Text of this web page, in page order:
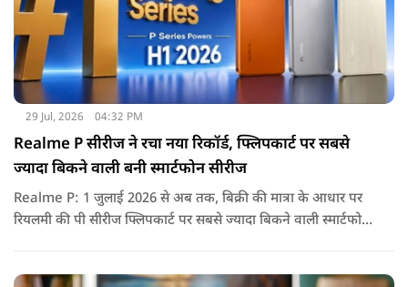
29 Jul, 2026 04:32 PM
Realme P सीरीज ने रचा नया रिकॉर्ड, फ्लिपकार्ट पर सबसे
ज्यादा बिकने वाली बनी स्मार्टफोन सीरीज
Realme P: 1 जुलाई 2026 से अब तक, बिक्री की मात्रा के आधार पर
रियलमी की पी सीरीज फ्लिपकार्ट पर सबसे ज्यादा बिकने वाली स्मार्टफोन